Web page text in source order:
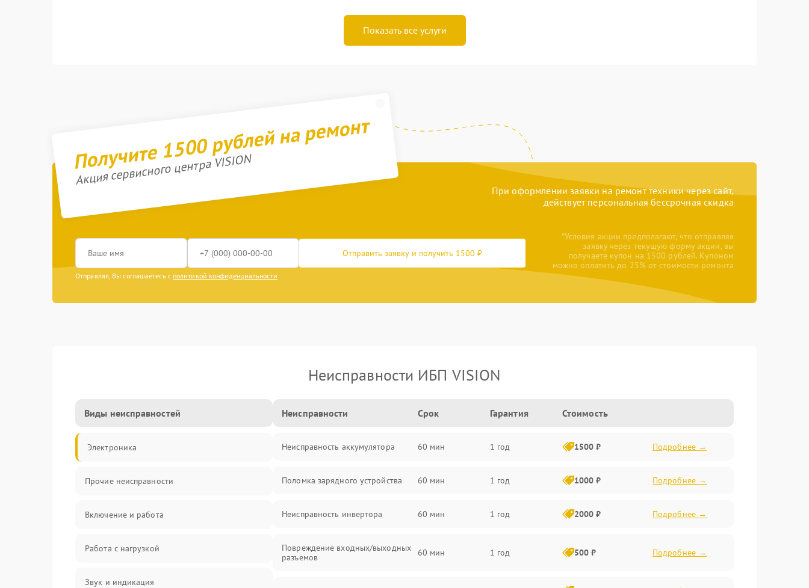
Показать все услуги
Получите 1500 рублей на ремонт
Акция сервисного центра VISION
При оформлении заявки на ремонт техники через сайт,
действует персональная бессрочная скидка
Отправить заявку и получить 1500 ₽
Отправляя, Вы соглашаетесь с политикой конфиденциальности
*Условия акции предполагают, что отправляя
заявку через текущую форму акции, вы
получаете купон на 1500 рублей. Купоном
можно оплатить до 25% от стоимости ремонта
Неисправности ИБП VISION
Виды неисправностей
Электроника
Прочие неисправности
Включение и работа
Работа с нагрузкой
Звук и индикация
Неисправности Срок Гарантия Стоимость
Неисправность аккумулятора 60 мин 1 год 1500 ₽ Подробнее →
Поломка зарядного устройства 60 мин 1 год 1000 ₽ Подробнее →
Неисправность инвертора 60 мин 1 год 2000 ₽ Подробнее →
Повреждение входных/выходных
разъемов
60 мин 1 год 500 ₽ Подробнее →